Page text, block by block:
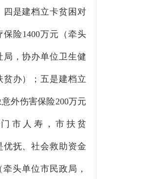
四是建档立卡贫困对
保险1400万元（牵头
局，协办单位卫生健
贫办）；五是建档立
外伤害保险200万元
门市人寿，市扶贫
优抚、社会救助资金
牵头单位市民政局，